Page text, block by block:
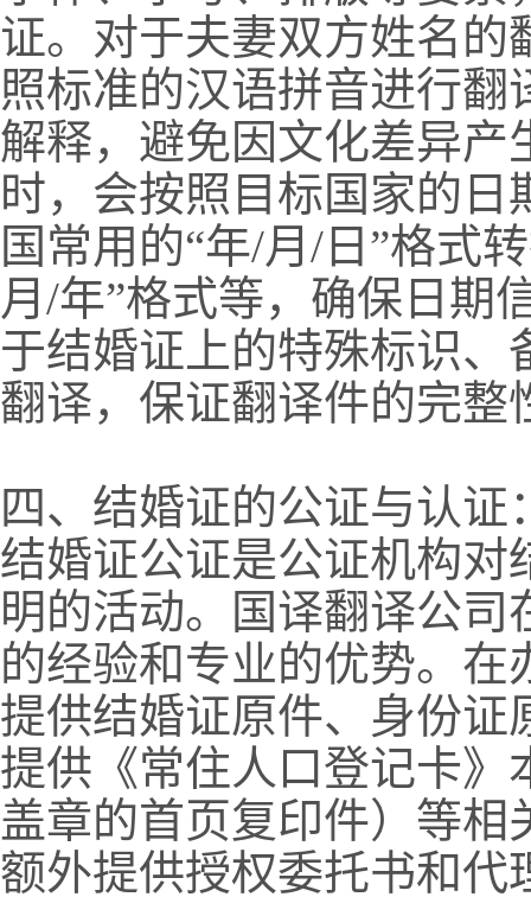
证。对于夫妻双方姓名
照标准的汉语拼音进行
解释，避免因文化差异产
时，会按照目标国家的
国常用的“年/月/日”格式
月/年”格式等，确保日期
于结婚证上的特殊标识
翻译，保证翻译件的完整
四、结婚证的公证与认
结婚证公证是公证机构对
明的活动。国译翻译公
的经验和专业的优势。
提供结婚证原件、身份证
提供《常住人口登记卡》
盖章的首页复印件）等
额外提供授权委托书和代